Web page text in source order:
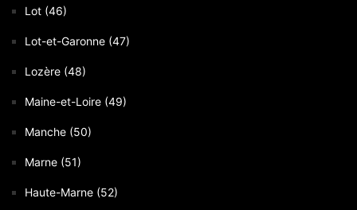
Lot (46)
Lot-et-Garonne (47)
Lozère (48)
Maine-et-Loire (49)
Manche (50)
Marne (51)
Haute-Marne (52)